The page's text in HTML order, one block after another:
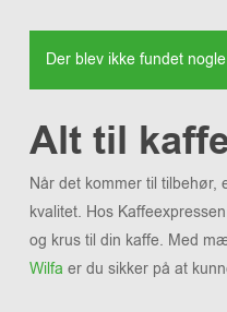
Der blev ikke fundet
Alt til
Når det kommer til tilbehør,
kvalitet. Hos
og krus til din kaffe. Med
Wilfa er du sikker på at